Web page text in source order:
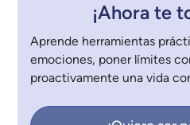
¡Ahora te
Aprende herramientas
emociones, poner límites
proactivamente una vida